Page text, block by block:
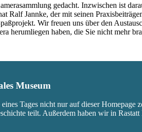
gedacht. Inzwischen ist
Ralf Jannke, der mit seinen
Wir freuen uns über den
herumliegen haben, die Sie nicht mehr
Museum
Tages nicht nur auf dieser
teilt. Außerdem haben wir in